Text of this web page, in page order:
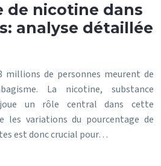
de nicotine dans
analyse détaillée
millions de personnes meurent de
La nicotine, substance
un rôle central dans cette
les variations du pourcentage de
est donc crucial pour…